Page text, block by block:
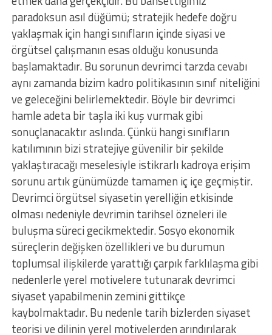
paradoksun asıl düğümü; stratejik hedefe doğru
yaklaşmak için hangi sınıfların içinde siyasi ve
örgütsel çalışmanın esas olduğu konusunda
başlamaktadır. Bu sorunun devrimci tarzda cevabı
aynı zamanda bizim kadro politikasının sınıf niteliğini
ve geleceğini belirlemektedir. Böyle bir devrimci
hamle adeta bir taşla iki kuş vurmak gibi
sonuçlanacaktır aslında. Çünkü hangi sınıfların
katılımının bizi stratejiye güvenilir bir şekilde
yaklaştıracağı meselesiyle istikrarlı kadroya erişim
sorunu artık günümüzde tamamen iç içe geçmiştir.
Devrimci örgütsel siyasetin yerelliğin etkisinde
olması nedeniyle devrimin tarihsel özneleri ile
buluşma süreci gecikmektedir. Sosyo ekonomik
süreçlerin değişken özellikleri ve bu durumun
toplumsal ilişkilerde yarattığı çarpık farklılaşma gibi
nedenlerle yerel motivelere tutunarak devrimci
siyaset yapabilmenin zemini gittikçe
kaybolmaktadır. Bu nedenle tarih bizlerden siyaset
teorisi ve dilinin yerel motivelerden arındırılarak